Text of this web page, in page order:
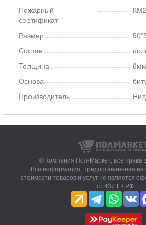
Пожарный
сертификат
КМ2
Размер
Состав
Толщина
6мм
Основа
Производитель
© Компания Пол-Маркет, все
Вся информация, предоставленная на
стоимости товаров и услуг не является
ст.437 ГК РФ.